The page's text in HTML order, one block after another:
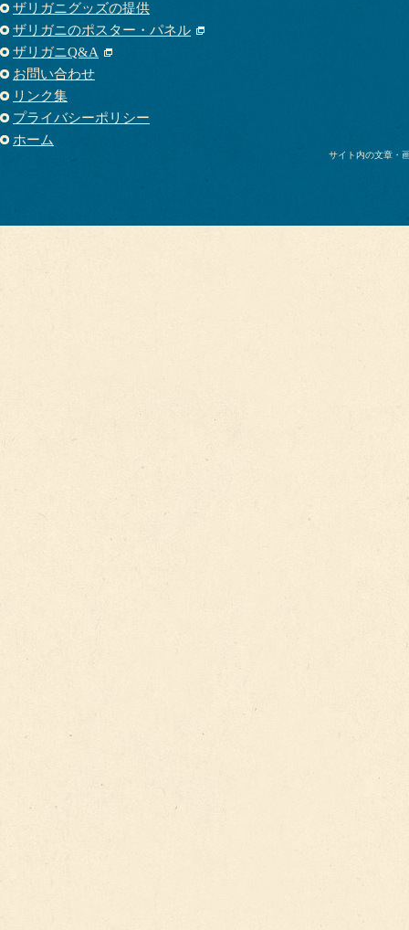
ザリガニグッズの提供
ザリガニのポスター・パネル
ザリガニQ&A
お問い合わせ
リンク集
プライバシーポリシー
ホーム
サイト内の文章・